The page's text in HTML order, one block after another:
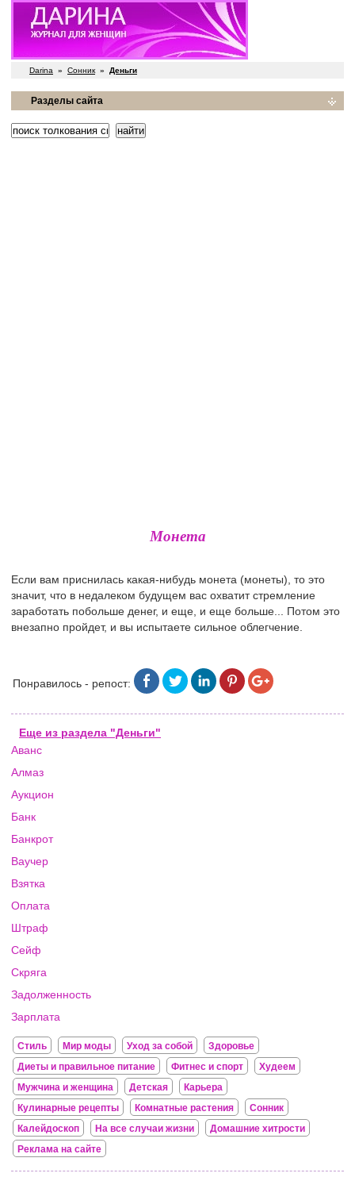
Darina » Сонник » Деньги
Разделы сайта
Монета
Если вам приснилась какая-нибудь монета (монеты), то это
значит, что в недалеком будущем вас охватит стремление
заработать побольше денег, и еще, и еще больше... Потом это
внезапно пройдет, и вы испытаете сильное облегчение.
Понравилось - репост:
Еще из раздела "Деньги"
Аванс
Алмаз
Аукцион
Банк
Банкрот
Ваучер
Взятка
Оплата
Штраф
Сейф
Скряга
Задолженность
Зарплата
Стиль Мир моды Уход за собой
Здоровье
Диеты и правильное питание
Фитнес и спорт
Худеем
Мужчина и женщина
Детская
Карьера
Кулинарные рецепты
Комнатные растения
Сонник
Калейдоскоп
На все случаи жизни
Домашние хитрости
Реклама на сайте